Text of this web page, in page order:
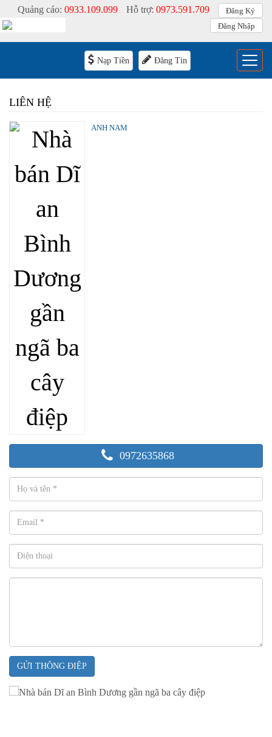
Quảng cáo: 0933.109.099 Hỗ trợ: 0973.591.709
Đăng Ký
Đăng Nhập
Nạp Tiền Đăng Tin Menu
LIÊN HỆ
ANH NAM
0972635868
GỬI THÔNG ĐIỆP